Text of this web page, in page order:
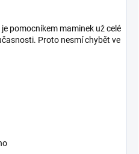
pomocníkem maminek už celé
Proto nesmí chybět ve